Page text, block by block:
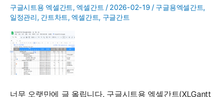
셀
일
정
관
리
구글시트용 엑셀간트, 엑셀간트 / 2026-02-19 / 구글용엑셀간트,
일정관리, 간트차트, 엑셀간트, 구글간트
너무 오랫만에 글 올립니다. 구글시트용 엑셀간트(XLGantt